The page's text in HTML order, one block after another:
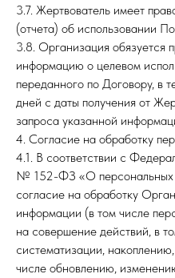
3.7. Жертвователь имеет
(отчета) об использовании
3.8. Организация обязуется
информацию о целевом
переданного по Договору, в
дней с даты получения от
запроса указанной
4. Согласие на обработку
4.1. В соответствии с
№ 152-ФЗ «О персональных
согласие на обработку
информации (в том числе
на совершение действий, в
систематизации,
числе обновлению,